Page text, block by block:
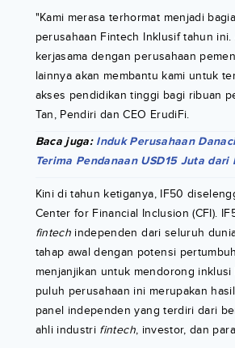
"Kami merasa terhormat menjadi
perusahaan Fintech Inklusif tahun ini.
kerjasama dengan perusahaan
lainnya akan membantu kami untuk
akses pendidikan tinggi bagi ribuan
Tan, Pendiri dan CEO ErudiFi.
Baca juga: Induk Perusahaan
Terima Pendanaan USD15 Juta dari
Kini di tahun ketiganya, IF50
Center for Financial Inclusion (CFI).
fintechindependen dari seluruh
tahap awal dengan potensi
menjanjikan untuk mendorong inklusi
puluh perusahaan ini merupakan
panel independen yang terdiri dari
ahli industri fintech, investor, dan